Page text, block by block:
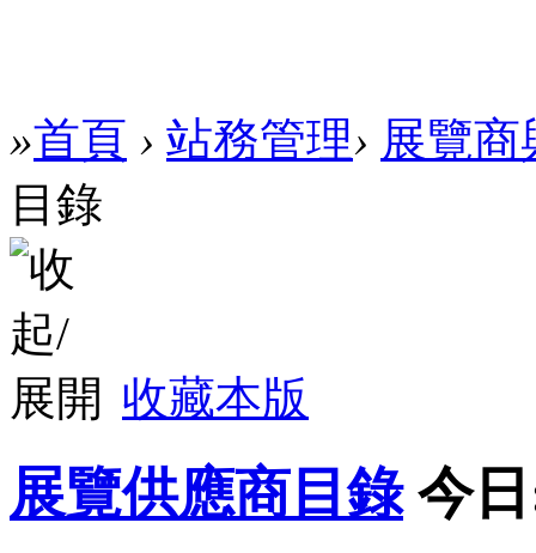
»首頁 › 站務管理› 展覽
目錄
收藏本版
展覽供應商目錄 今